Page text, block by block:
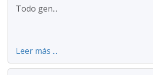
Todo gen...
Leer más ...